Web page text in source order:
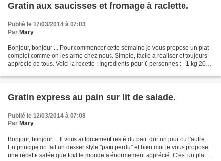
Gratin aux saucisses et fromage à raclette.
Publié le 17/03/2014 à 07:03
Par Mary
Bonjour, bonjour ... Pour commencer cette semaine je vous propose un plat
complet comme on les aime chez nous. Simple, facile à réaliser et toujours
apprécié de tous. Voici la recette : Ingrédients pour 6 personnes : - 1 kg 200
Gratin express au pain sur lit de salade.
Publié le 12/03/2014 à 07:08
Par Mary
Bonjour, bonjour ... Il vous ai forcement resté du pain dur un jour ou l'autre.
En principe on fait un desser style "pain perdu" et bien moi je vous propose
une recette salée que tout le monde a énormement apprécié. C'est un plat